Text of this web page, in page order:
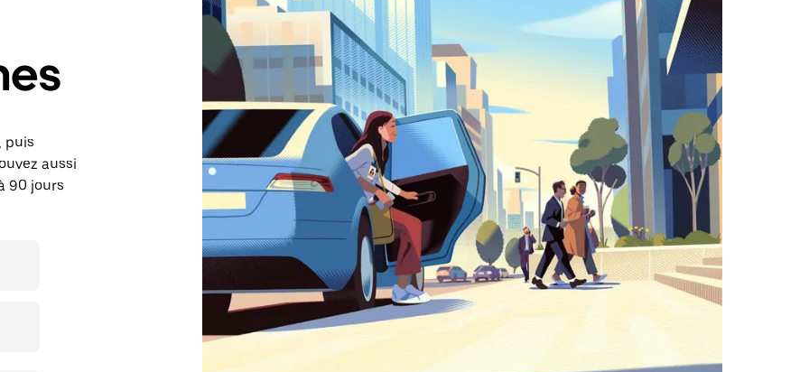
puis
aussi
90 jours